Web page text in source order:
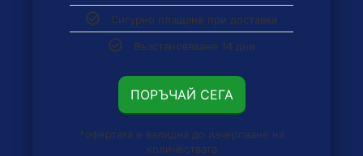
Сигурно плащане при доставка
Възстановяване 14 дни
ПОРЪЧАЙ СЕГА
*офертата е валидна до изчерпване на
количествата